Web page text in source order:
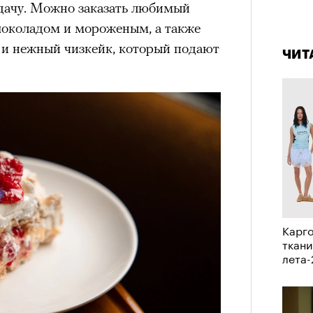
Можно заказать любимый
и мороженым, а также
нежный чизкейк, который подают
—
при котором подросток под
полностью уходит в себя,
есть и реагировать на внешний
по имени Нур (Саид Эль
Шаи (Дуа Бутарбуш
в получении вида на
европейских стран.
Нура к жизни:
в его ужасные сны, в которых
Европу.
составляющей фильма его
призыв («Только вы